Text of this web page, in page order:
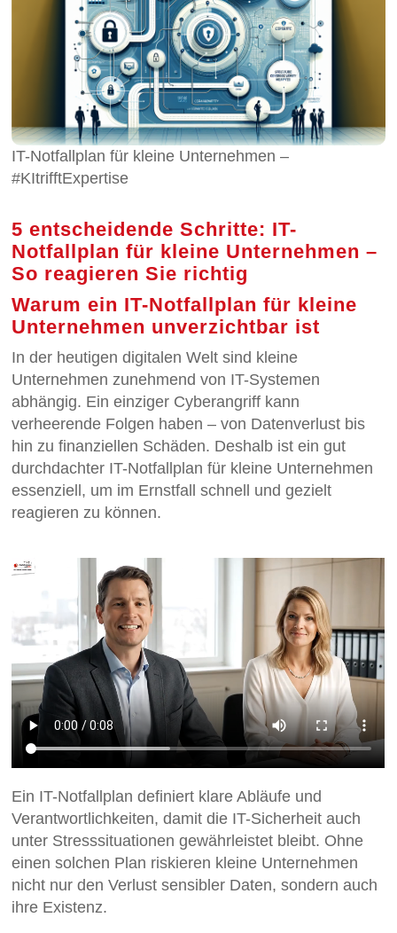
IT-Notfallplan für kleine Unternehmen –
#KItrifftExpertise
5 entscheidende Schritte: IT-
Notfallplan für kleine Unternehmen –
So reagieren Sie richtig
Warum ein IT-Notfallplan für kleine
Unternehmen unverzichtbar ist
In der heutigen digitalen Welt sind kleine
Unternehmen zunehmend von IT-Systemen
abhängig. Ein einziger Cyberangriff kann
verheerende Folgen haben – von Datenverlust bis
hin zu finanziellen Schäden. Deshalb ist ein gut
durchdachter IT-Notfallplan für kleine Unternehmen
essenziell, um im Ernstfall schnell und gezielt
reagieren zu können.
Ein IT-Notfallplan definiert klare Abläufe und
Verantwortlichkeiten, damit die IT-Sicherheit auch
unter Stresssituationen gewährleistet bleibt. Ohne
einen solchen Plan riskieren kleine Unternehmen
nicht nur den Verlust sensibler Daten, sondern auch
ihre Existenz.